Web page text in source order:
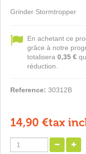
Grinder Stormtropper
En achetant ce
grâce à notre
totalisera 0,35 €
réduction.
Reference: 30312B
14,90 €tax